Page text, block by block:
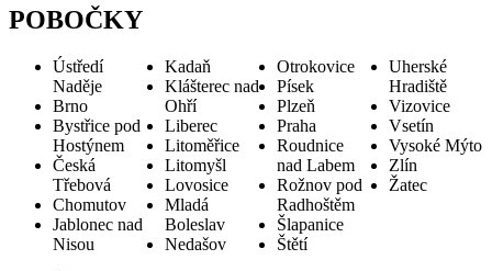
POBOČKY
Ústředí
Naděje
Brno
Bystřice pod
Hostýnem
Česká
Třebová
Chomutov
Jablonec nad
Nisou
Kadaň
Klášterec nad
Ohří
Liberec
Litoměřice
Litomyšl
Lovosice
Mladá
Boleslav
Nedašov
Otrokovice
Písek
Plzeň
Praha
Roudnice
nad Labem
Rožnov pod
Radhoštěm
Šlapanice
Štětí
Uherské
Hradiště
Vizovice
Vsetín
Vysoké Mýto
Zlín
Žatec